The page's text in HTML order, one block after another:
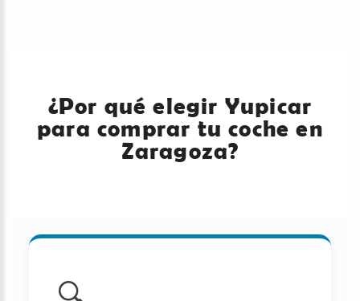
¿Por qué elegir Yupicar
para comprar tu coche en
Zaragoza?